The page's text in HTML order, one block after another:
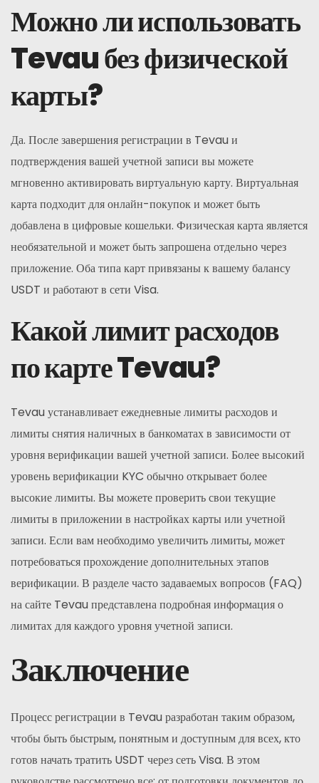
Можно ли использовать
Tevau без физической
карты?
Да. После завершения регистрации в Tevau и
подтверждения вашей учетной записи вы можете
мгновенно активировать виртуальную карту. Виртуальная
карта подходит для онлайн-покупок и может быть
добавлена в цифровые кошельки. Физическая карта является
необязательной и может быть запрошена отдельно через
приложение. Оба типа карт привязаны к вашему балансу
USDT и работают в сети Visa.
Какой лимит расходов
по карте Tevau?
Tevau устанавливает ежедневные лимиты расходов и
лимиты снятия наличных в банкоматах в зависимости от
уровня верификации вашей учетной записи. Более высокий
уровень верификации KYC обычно открывает более
высокие лимиты. Вы можете проверить свои текущие
лимиты в приложении в настройках карты или учетной
записи. Если вам необходимо увеличить лимиты, может
потребоваться прохождение дополнительных этапов
верификации. В разделе часто задаваемых вопросов (FAQ)
на сайте Tevau представлена подробная информация о
лимитах для каждого уровня учетной записи.
Заключение
Процесс регистрации в Tevau разработан таким образом,
чтобы быть быстрым, понятным и доступным для всех, кто
готов начать тратить USDT через сеть Visa. В этом